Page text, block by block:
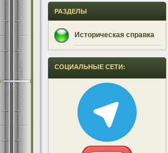
РАЗДЕЛЫ
Историческая справка
СОЦИАЛЬНЫЕ СЕТИ: